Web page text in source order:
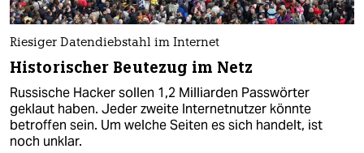
Riesiger Datendiebstahl im Internet
Historischer Beutezug im Netz
Russische Hacker sollen 1,2 Milliarden Passwörter
geklaut haben. Jeder zweite Internetnutzer könnte
betroffen sein. Um welche Seiten es sich handelt, ist
noch unklar.